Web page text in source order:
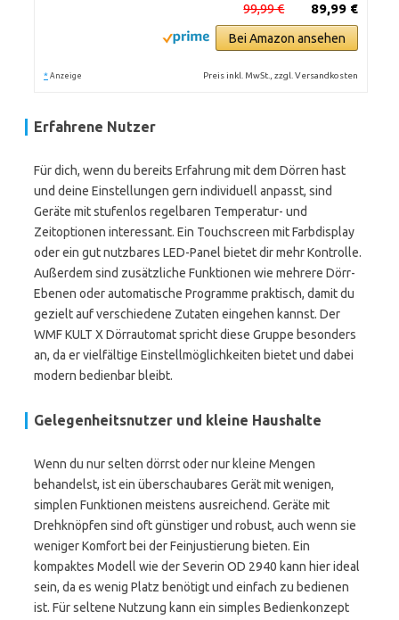
89,99 €
99,99 €
Bei Amazon ansehen
* Anzeige Preis inkl. MwSt., zzgl. Versandkosten
Erfahrene Nutzer
Für dich, wenn du bereits Erfahrung mit dem Dörren hast
und deine Einstellungen gern individuell anpasst, sind
Geräte mit stufenlos regelbaren Temperatur- und
Zeitoptionen interessant. Ein Touchscreen mit Farbdisplay
oder ein gut nutzbares LED-Panel bietet dir mehr Kontrolle.
Außerdem sind zusätzliche Funktionen wie mehrere Dörr-
Ebenen oder automatische Programme praktisch, damit du
gezielt auf verschiedene Zutaten eingehen kannst. Der
WMF KULT X Dörrautomat spricht diese Gruppe besonders
an, da er vielfältige Einstellmöglichkeiten bietet und dabei
modern bedienbar bleibt.
Gelegenheitsnutzer und kleine Haushalte
Wenn du nur selten dörrst oder nur kleine Mengen
behandelst, ist ein überschaubares Gerät mit wenigen,
simplen Funktionen meistens ausreichend. Geräte mit
Drehknöpfen sind oft günstiger und robust, auch wenn sie
weniger Komfort bei der Feinjustierung bieten. Ein
kompaktes Modell wie der Severin OD 2940 kann hier ideal
sein, da es wenig Platz benötigt und einfach zu bedienen
ist. Für seltene Nutzung kann ein simples Bedienkonzept